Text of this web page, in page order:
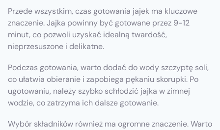
Przede wszystkim, czas gotowania jajek ma kluczowe
znaczenie. Jajka powinny być gotowane przez 9-12
minut, co pozwoli uzyskać idealną twardość,
nieprzesuszone i delikatne.
Podczas gotowania, warto dodać do wody szczyptę soli,
co ułatwia obieranie i zapobiega pękaniu skorupki. Po
ugotowaniu, należy szybko schłodzić jajka w zimnej
wodzie, co zatrzyma ich dalsze gotowanie.
Wybór składników również ma ogromne znaczenie. Warto